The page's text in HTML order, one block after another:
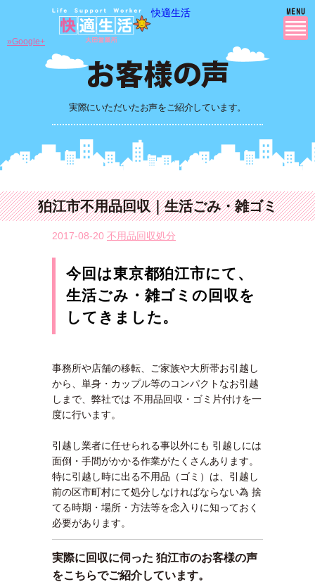
快適生活
実際にいただいたお声をご紹介しています。
»Google+
狛江市不用品回収｜生活ごみ・雑ゴミ
2017-08-20 不用品回収処分
今回は東京都狛江市にて、
生活ごみ・雑ゴミの回収を
してきました。
事務所や店舗の移転、ご家族や大所帯お引越し
から、単身・カップル等のコンパクトなお引越
しまで、弊社では 不用品回収・ゴミ片付けを一
度に行います。
引越し業者に任せられる事以外にも 引越しには
面倒・手間がかかる作業がたくさんあります。
特に引越し時に出る不用品（ゴミ）は、引越し
前の区市町村にて処分しなければならない為 捨
てる時期・場所・方法等を念入りに知っておく
必要があります。
実際に回収に伺った 狛江市のお客様の声
をこちらでご紹介しています。